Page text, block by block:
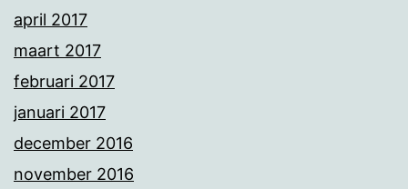
april 2017
maart 2017
februari 2017
januari 2017
december 2016
november 2016